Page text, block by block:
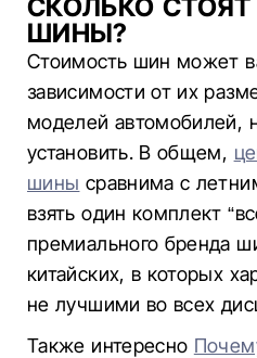
СКОЛЬКО
ШИНЫ?
Стоимость шин может
зависимости от их
моделей автомобилей,
установить. В общем,
шины сравнима с
взять один комплект
премиального бренда
китайских, в которых
не лучшими во всех
Также интересно